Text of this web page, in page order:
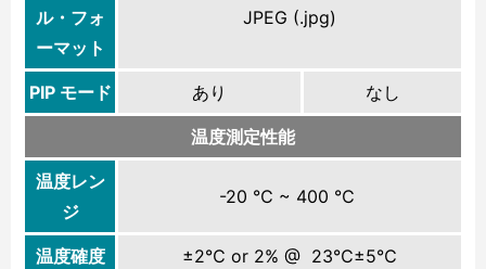
ル・フォ
ーマット
JPEG (.jpg)
PIP モード あり なし
温度測定性能
温度レン
ジ
-20 ℃ ~ 400 ℃
温度確度 ±2℃ or 2% @ 23℃±5℃